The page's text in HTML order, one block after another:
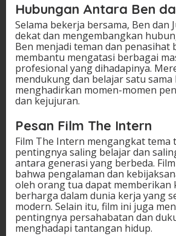
Hubungan Antara Ben
Selama bekerja bersama, Ben dan
dekat dan mengembangkan
Ben menjadi teman dan penasihat
membantu mengatasi berbagai
profesional yang dihadapinya.
mendukung dan belajar satu sama
menghadirkan momen-momen
dan kejujuran.
Pesan Film The Intern
Film The Intern mengangkat tema
pentingnya saling belajar dan
antara generasi yang berbeda.
bahwa pengalaman dan
oleh orang tua dapat memberikan
berharga dalam dunia kerja yang
modern. Selain itu, film ini juga
pentingnya persahabatan dan
menghadapi tantangan hidup.